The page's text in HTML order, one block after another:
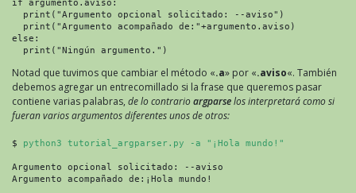
if argumento.aviso:
print("Argumento opcional solicitado: --aviso")
print("Argumento acompañado de:"+argumento.aviso)
else:
print("Ningún argumento.")
Notad que tuvimos que cambiar el método «.a» por «.aviso«. También
debemos agregar un entrecomillado si la frase que queremos pasar
contiene varias palabras, de lo contrarioargparselos interpretará como si
fueran varios argumentos diferentes unos de otros:
$ python3 tutorial_argparser.py -a "¡Hola mundo!"
Argumento opcional solicitado: --aviso
Argumento acompañado de:¡Hola mundo!